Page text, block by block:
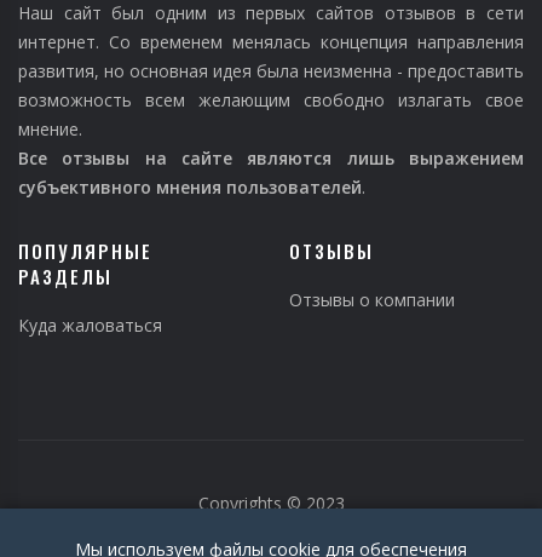
Наш сайт был одним из первых сайтов отзывов в сети
интернет. Со временем менялась концепция направления
развития, но основная идея была неизменна - предоставить
возможность всем желающим свободно излагать свое
мнение.
Все отзывы на сайте являются лишь выражением
субъективного мнения пользователей.
ПОПУЛЯРНЫЕ
РАЗДЕЛЫ
Куда жаловаться
ОТЗЫВЫ
Отзывы о компании
Copyrights © 2023
Мы используем файлы cookie для обеспечения